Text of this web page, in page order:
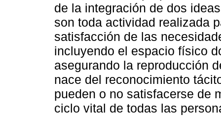
de la integración de dos
son toda actividad realizada
satisfacción de las
incluyendo el espacio físico
asegurando la reproducción
nace del reconocimiento
pueden o no satisfacerse de
ciclo vital de todas las